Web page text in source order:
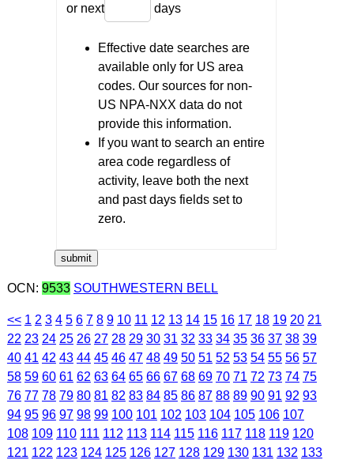
or next days
Effective date searches are
available only for US area
codes. Our sources for non-
US NPA-NXX data do not
provide this information.
If you want to search an entire
area code regardless of
activity, leave both the next
and past days fields set to
zero.
OCN: 9533 SOUTHWESTERN BELL
<< 1 2 3 4 5 6 7 8 9 10 11 12 13 14 15 16 17 18 19 20 21
22 23 24 25 26 27 28 29 30 31 32 33 34 35 36 37 38 39
40 41 42 43 44 45 46 47 48 49 50 51 52 53 54 55 56 57
58 59 60 61 62 63 64 65 66 67 68 69 70 71 72 73 74 75
76 77 78 79 80 81 82 83 84 85 86 87 88 89 90 91 92 93
94 95 96 97 98 99 100 101 102 103 104 105 106 107
108 109 110 111 112 113 114 115 116 117 118 119 120
121 122 123 124 125 126 127 128 129 130 131 132 133